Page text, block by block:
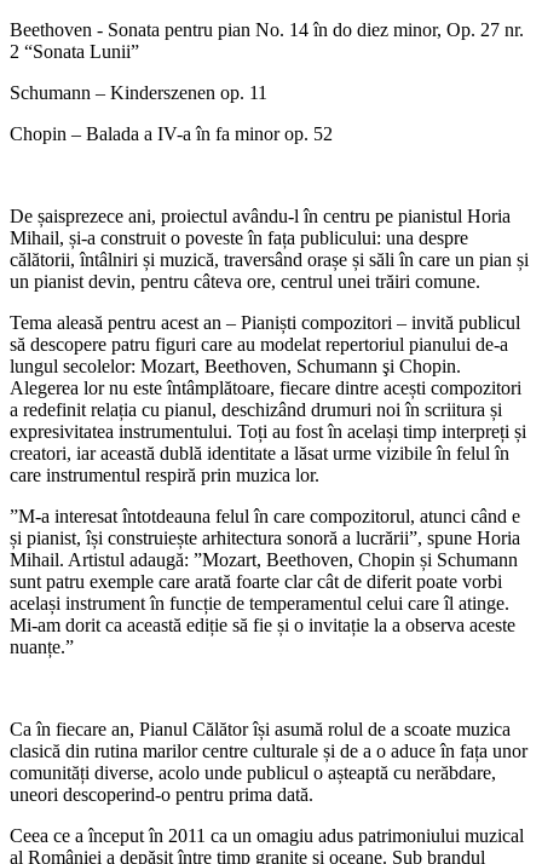
Beethoven - Sonata pentru pian No. 14 în do diez minor, Op. 27 nr.
2 “Sonata Lunii”
Schumann – Kinderszenen op. 11
Chopin – Balada a IV-a în fa minor op. 52
De șaisprezece ani, proiectul avându-l în centru pe pianistul Horia
Mihail, și-a construit o poveste în fața publicului: una despre
călătorii, întâlniri și muzică, traversând orașe și săli în care un pian și
un pianist devin, pentru câteva ore, centrul unei trăiri comune.
Tema aleasă pentru acest an – Pianiști compozitori – invită publicul
să descopere patru figuri care au modelat repertoriul pianului de-a
lungul secolelor: Mozart, Beethoven, Schumann şi Chopin.
Alegerea lor nu este întâmplătoare, fiecare dintre acești compozitori
a redefinit relația cu pianul, deschizând drumuri noi în scriitura și
expresivitatea instrumentului. Toți au fost în același timp interpreți și
creatori, iar această dublă identitate a lăsat urme vizibile în felul în
care instrumentul respiră prin muzica lor.
”M-a interesat întotdeauna felul în care compozitorul, atunci când e
și pianist, își construiește arhitectura sonoră a lucrării”, spune Horia
Mihail. Artistul adaugă: ”Mozart, Beethoven, Chopin și Schumann
sunt patru exemple care arată foarte clar cât de diferit poate vorbi
același instrument în funcție de temperamentul celui care îl atinge.
Mi-am dorit ca această ediție să fie și o invitație la a observa aceste
nuanțe.”
Ca în fiecare an, Pianul Călător își asumă rolul de a scoate muzica
clasică din rutina marilor centre culturale și de a o aduce în fața unor
comunități diverse, acolo unde publicul o așteaptă cu nerăbdare,
uneori descoperind-o pentru prima dată.
Ceea ce a început în 2011 ca un omagiu adus patrimoniului muzical
al României a depășit între timp granițe și oceane. Sub brandul